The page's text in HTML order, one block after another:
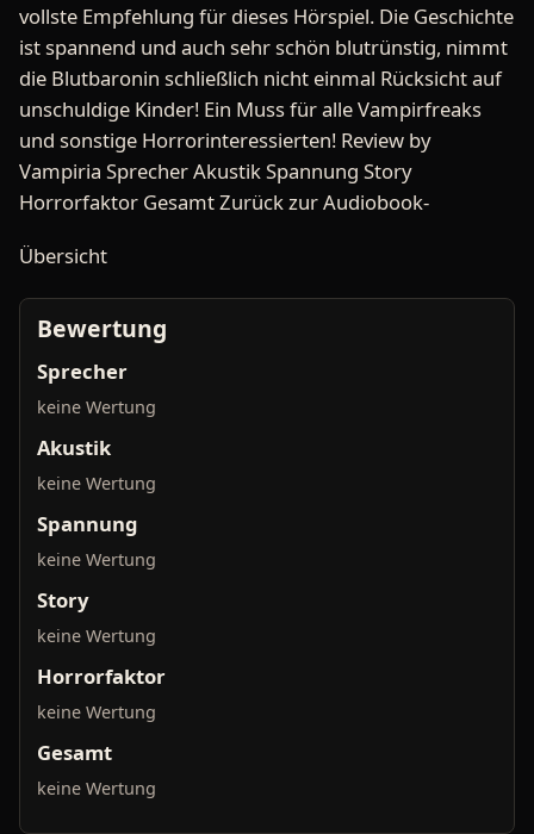
vollste Empfehlung für dieses Hörspiel. Die Geschichte
ist spannend und auch sehr schön blutrünstig, nimmt
die Blutbaronin schließlich nicht einmal Rücksicht auf
unschuldige Kinder! Ein Muss für alle Vampirfreaks
und sonstige Horrorinteressierten! Review by
Vampiria Sprecher Akustik Spannung Story
Horrorfaktor Gesamt Zurück zur Audiobook-
Übersicht
Bewertung
Sprecher
keine Wertung
Akustik
keine Wertung
Spannung
keine Wertung
Story
keine Wertung
Horrorfaktor
keine Wertung
Gesamt
keine Wertung